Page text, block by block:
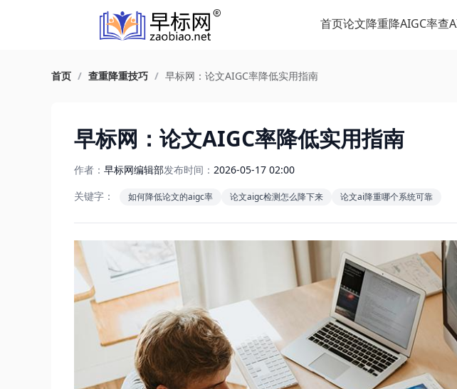
首页论文降重降AIGC率查
首页 / 查重降重技巧 / 早标网：论文AIGC率降低实用指南
早标网：论文AIGC率降低实用指南
作者： 早标网编辑部发布时间： 2026-05-17 02:00
关键字：
如何降低论文的aigc率 论文aigc检测怎么降下来 论文ai降重哪个系统可靠